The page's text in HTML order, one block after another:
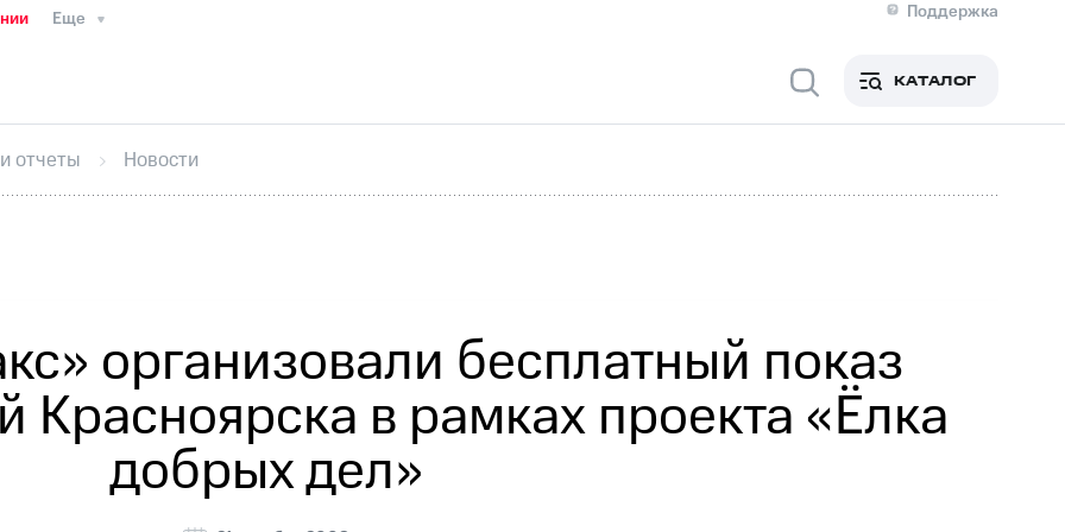
Еще
Поддержка
Медиа-центр
ИнтервьюФинансовая отчетностьКонтактыНовости в регионе
секретарьРаскрытие информации
кабинет акционераАкционерный капиталКонтроль и аудитРынок акций
КАТАЛОГ
отчеты Новости
организовали бесплатный показ
Красноярска в рамках проекта «Ёлка
добрых дел»